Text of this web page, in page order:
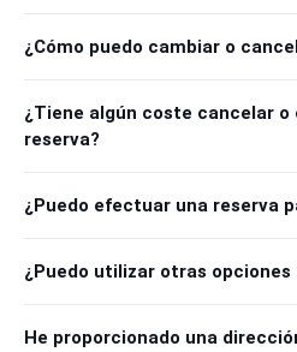
¿Cómo puedo cambiar o
¿Tiene algún coste cancelar o
reserva?
¿Puedo efectuar una reserva
¿Puedo utilizar otras opciones
He proporcionado una